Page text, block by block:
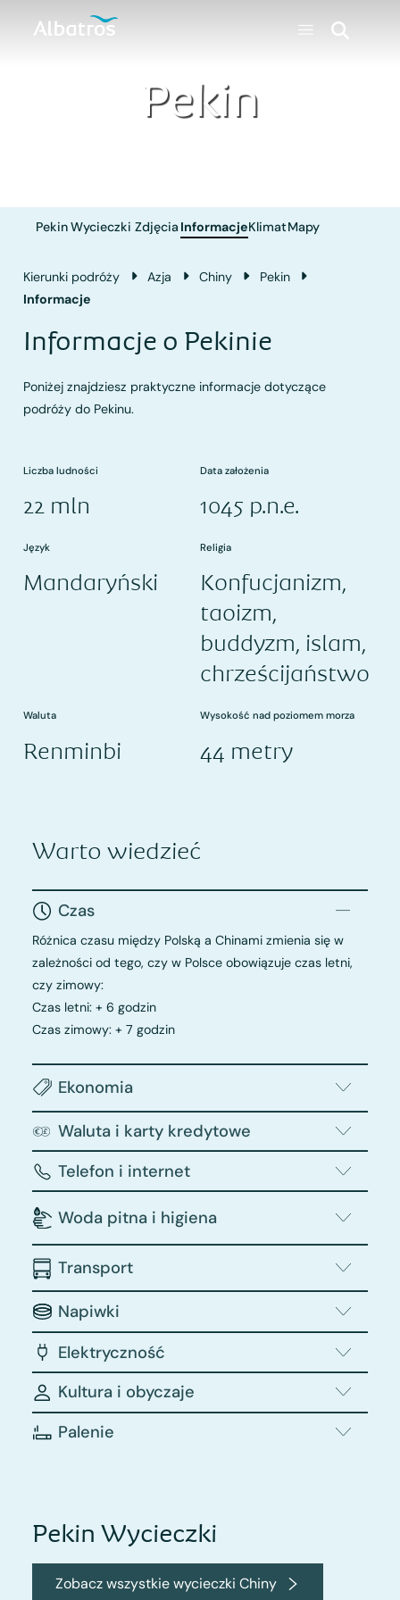
Pekin
PekinWycieczki Zdjęcia InformacjeKlimatMapy
Kierunki podróży Azja Chiny
Pekin
Informacje
Informacje o Pekinie
Poniżej znajdziesz praktyczne informacje dotyczące
podróży do Pekinu.
Liczba ludności
22 mln
Data założenia
1045 p.n.e.
Język
Mandaryński
Religia
Konfucjanizm,
taoizm,
buddyzm, islam,
chrześcijaństwo
Waluta
Renminbi
Wysokość nad poziomem morza
44 metry
Warto wiedzieć
Czas
Różnica czasu między Polską a Chinami zmienia się w
zależności od tego, czy w Polsce obowiązuje czas letni,
czy zimowy:
Czas letni: + 6 godzin
Czas zimowy: + 7 godzin
Ekonomia
Waluta i karty kredytowe
Telefon i internet
Woda pitna i higiena
Transport
Napiwki
Elektryczność
Kultura i obyczaje
Palenie
Pekin Wycieczki
Zobacz wszystkie wycieczki Chiny